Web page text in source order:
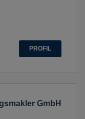
PROFIL
GmbH